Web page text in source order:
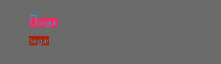
Seguir
Seguir